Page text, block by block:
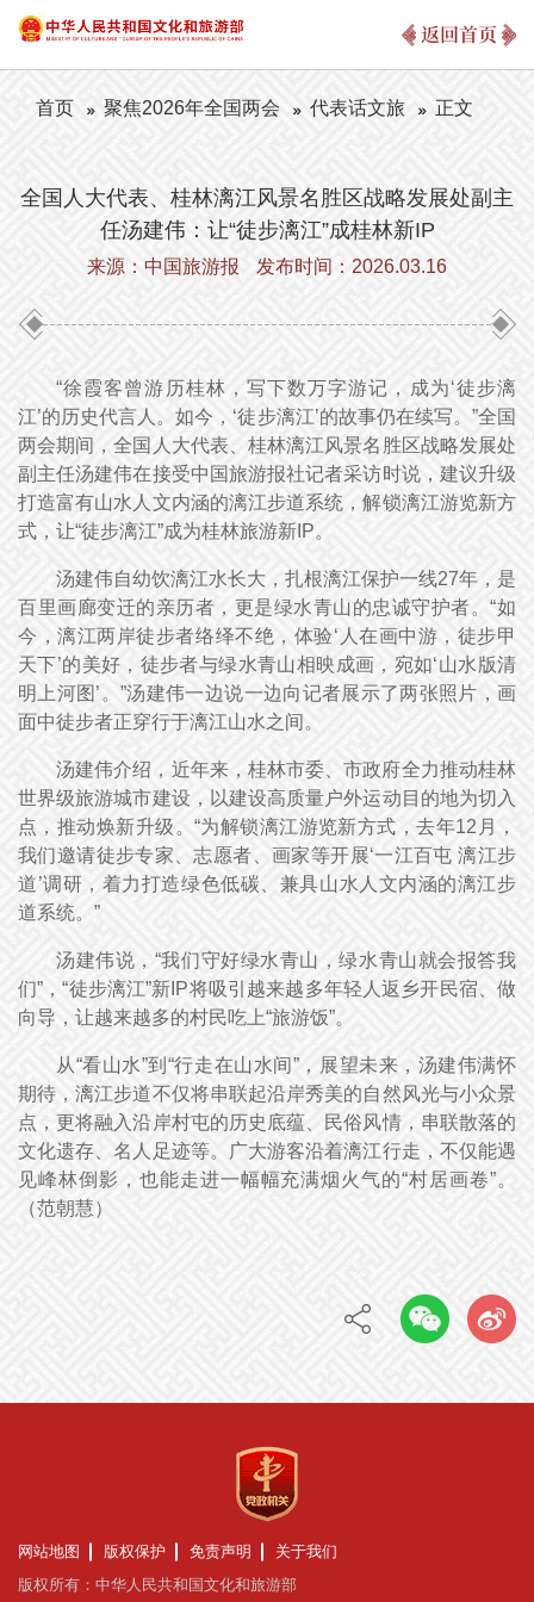
返回首页
首页 聚焦2026年全国两会 代表话文旅 正文
全国人大代表、桂林漓江风景名胜区战略发展处副主
任汤建伟：让“徒步漓江”成桂林新IP
来源：中国旅游报 发布时间：2026.03.16
“徐霞客曾游历桂林，写下数万字游记，成为‘徒步漓
江’的历史代言人。如今，‘徒步漓江’的故事仍在续写。”全国
两会期间，全国人大代表、桂林漓江风景名胜区战略发展处
副主任汤建伟在接受中国旅游报社记者采访时说，建议升级
打造富有山水人文内涵的漓江步道系统，解锁漓江游览新方
式，让“徒步漓江”成为桂林旅游新IP。
汤建伟自幼饮漓江水长大，扎根漓江保护一线27年，是
百里画廊变迁的亲历者，更是绿水青山的忠诚守护者。“如
今，漓江两岸徒步者络绎不绝，体验‘人在画中游，徒步甲
天下’的美好，徒步者与绿水青山相映成画，宛如‘山水版清
明上河图’。”汤建伟一边说一边向记者展示了两张照片，画
面中徒步者正穿行于漓江山水之间。
汤建伟介绍，近年来，桂林市委、市政府全力推动桂林
世界级旅游城市建设，以建设高质量户外运动目的地为切入
点，推动焕新升级。“为解锁漓江游览新方式，去年12月，
我们邀请徒步专家、志愿者、画家等开展‘一江百屯 漓江步
道’调研，着力打造绿色低碳、兼具山水人文内涵的漓江步
道系统。”
汤建伟说，“我们守好绿水青山，绿水青山就会报答我
们”，“徒步漓江”新IP将吸引越来越多年轻人返乡开民宿、做
向导，让越来越多的村民吃上“旅游饭”。
从“看山水”到“行走在山水间”，展望未来，汤建伟满怀
期待，漓江步道不仅将串联起沿岸秀美的自然风光与小众景
点，更将融入沿岸村屯的历史底蕴、民俗风情，串联散落的
文化遗存、名人足迹等。广大游客沿着漓江行走，不仅能遇
见峰林倒影，也能走进一幅幅充满烟火气的“村居画卷”。
（范朝慧）
网站地图 版权保护 免责声明
关于我们
版权所有：中华人民共和国文化和旅游部